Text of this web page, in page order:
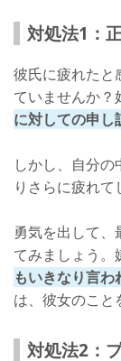
対処法1：
彼氏に疲れたと
ていませんか？
に対しての申し
しかし、自分
りさらに疲れて
勇気を出して、
てみましょう。
もいきなり言わ
は、彼女のこと
対処法2：